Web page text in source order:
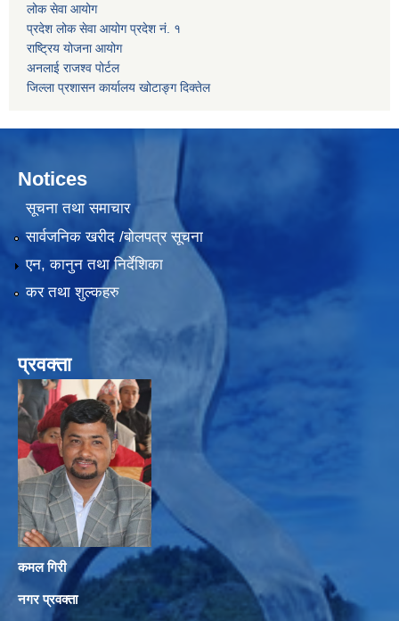
लोक सेवा आयोग
प्रदेश लोक सेवा आयोग प्रदेश नं. १
राष्ट्रिय योजना आयोग
अनलाई राजश्व पोर्टल
जिल्ला प्रशासन कार्यालय खोटाङ्ग दिक्तेल
Notices
सूचना तथा समाचार
सार्वजनिक खरीद /बोलपत्र सूचना
एन, कानुन तथा निर्देशिका
कर तथा शुल्कहरु
प्रवक्ता
कमल गिरी
नगर प्रवक्ता